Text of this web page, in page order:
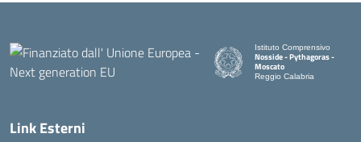
Istituto Comprensivo
Nosside - Pythagoras -
Moscato
Reggio Calabria
Link Esterni